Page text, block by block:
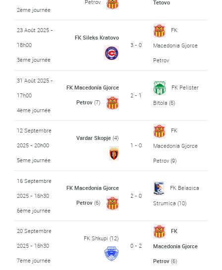
2ème journée
Petrov
Tetovo
23 Août 2025 -
18h00
3ème journée
FK Sileks Kratovo
3 - 0
FK
Macedonia Gjorce
Petrov
31 Août 2025 -
17h00
4ème journée
FK Macedonia Gjorce
Petrov(7)
2 - 1
FK Pelister
Bitola (6)
12 Septembre
2025 - 20h00
5ème journée
Vardar Skopje(4)
1 - 0
FK
Macedonia Gjorce
Petrov(9)
16 Septembre
2025 - 16h30
6ème journée
FK Macedonia Gjorce
Petrov(6)
2 - 0
FK Belasica
Strumica (10)
20 Septembre
2025 - 16h30
7ème journée
FK Shkupi (12)
0 - 2
FK
Macedonia Gjorce
Petrov(6)